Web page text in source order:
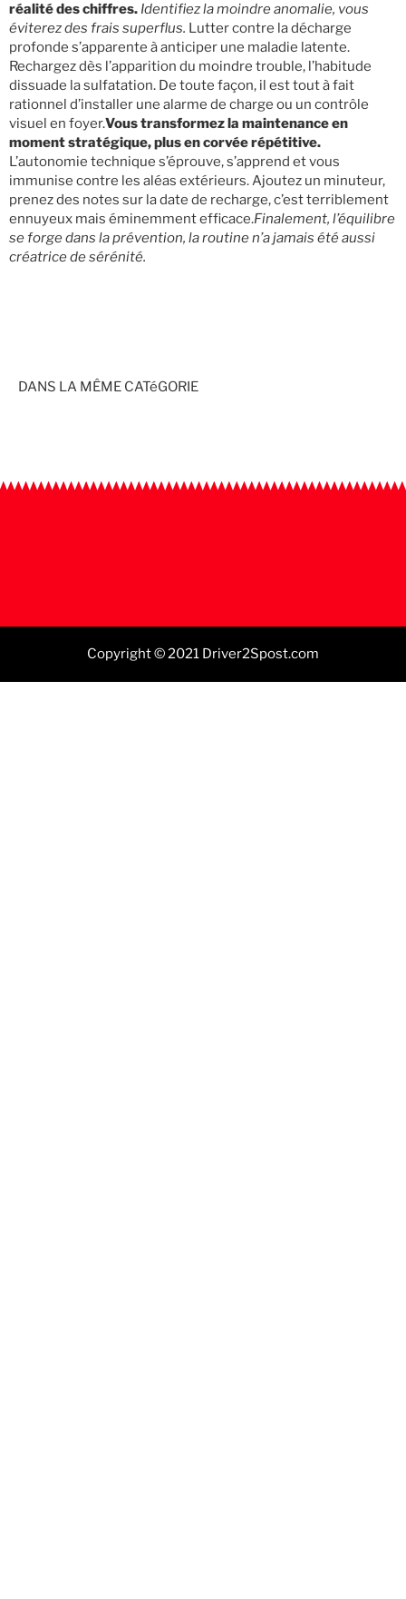
réalité des chiffres. Identifiez la moindre anomalie, vous
éviterez des frais superflus. Lutter contre la décharge
profonde s’apparente à anticiper une maladie latente.
Rechargez dès l’apparition du moindre trouble, l’habitude
dissuade la sulfatation. De toute façon, il est tout à fait
rationnel d’installer une alarme de charge ou un contrôle
visuel en foyer.Vous transformez la maintenance en
moment stratégique, plus en corvée répétitive.
L’autonomie technique s’éprouve, s’apprend et vous
immunise contre les aléas extérieurs. Ajoutez un minuteur,
prenez des notes sur la date de recharge, c’est terriblement
ennuyeux mais éminemment efficace.Finalement, l’équilibre
se forge dans la prévention, la routine n’a jamais été aussi
créatrice de sérénité.
DANS LA MÊME CATéGORIE
Copyright © 2021 Driver2Spost.com